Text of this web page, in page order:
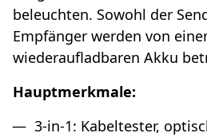
beleuchten. Sowohl der
Empfänger werden von
wiederaufladbaren Akku
Hauptmerkmale:
3-in-1: Kabeltester,